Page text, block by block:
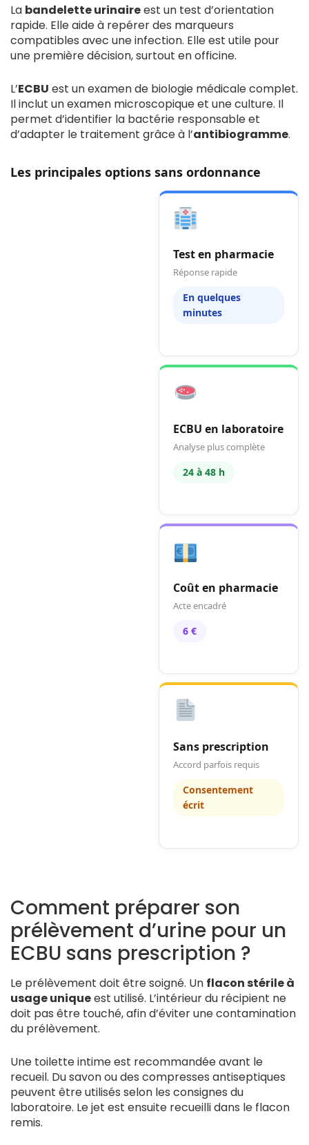
La bandelette urinaireest un test d’orientation
rapide. Elle aide à repérer des marqueurs
compatibles avec une infection. Elle est utile pour
une première décision, surtout en officine.
L’ECBU est un examen de biologie médicale complet.
Il inclut un examen microscopique et une culture. Il
permet d’identifier la bactérie responsable et
d’adapter le traitement grâce à l’antibiogramme.
Les principales options sans ordonnance
Test en pharmacie
Réponse rapide
En quelques
minutes
ECBU en laboratoire
Analyse plus complète
24 à 48 h
Coût en pharmacie
Acte encadré
6 €
Sans prescription
Accord parfois requis
Consentement
écrit
Comment préparer son
prélèvement d’urine pour un
ECBU sans prescription ?
Le prélèvement doit être soigné. Un flacon stérile à
usage uniqueest utilisé. L’intérieur du récipient ne
doit pas être touché, afin d’éviter une contamination
du prélèvement.
Une toilette intime est recommandée avant le
recueil. Du savon ou des compresses antiseptiques
peuvent être utilisés selon les consignes du
laboratoire. Le jet est ensuite recueilli dans le flacon
remis.